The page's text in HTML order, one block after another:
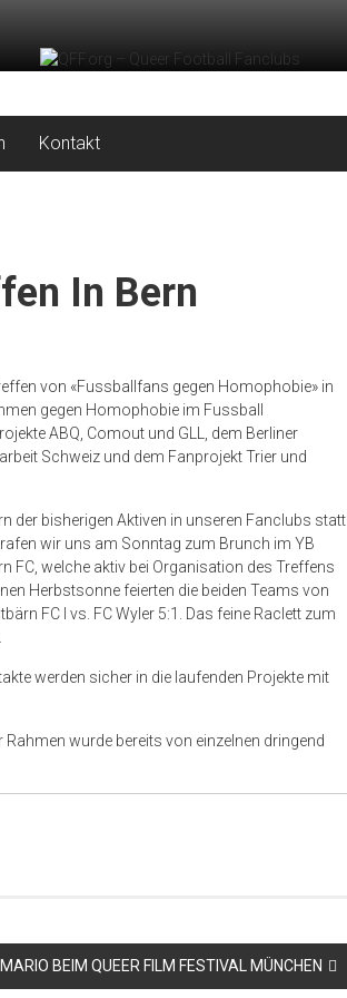
Kontakt
In Bern
von «Fussballfans gegen Homophobie» in
gegen Homophobie im Fussball
ABQ, Comout und GLL, dem Berliner
Schweiz und dem Fanprojekt Trier und
der bisherigen Aktiven in unseren Fanclubs statt.
wir uns am Sonntag zum Brunch im YB
FC, welche aktiv bei Organisation des Treffens
Herbstsonne feierten die beiden Teams von
FC I vs. FC Wyler 5:1. Das feine Raclett zum
werden sicher in die laufenden Projekte mit
wurde bereits von einzelnen dringend
MARIO BEIM QUEER FILM FESTIVAL MÜNCHEN